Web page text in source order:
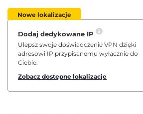
Nowe lokalizacje
Dodaj dedykowane IP
Ulepsz swoje doświadczenie VPN dzięki
adresowi IP przypisanemu wyłącznie do
Ciebie.
Zobacz dostępne lokalizacje